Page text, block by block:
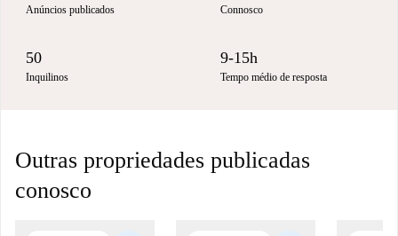
Anúncios publicados Connosco
50
Inquilinos
9-15h
Tempo médio de resposta
Outras propriedades publicadas
conosco